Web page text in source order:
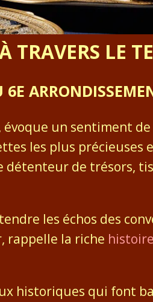
TRAVERS LE
évoque un sentiment
les plus précieuses
détenteur de trésors,
les échos des
rappelle la riche
historiques qui font